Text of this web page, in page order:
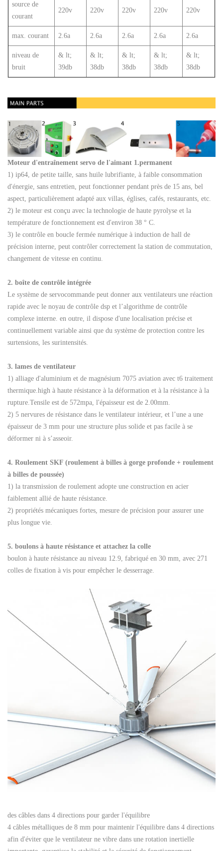
source de
courant
220v 220v 220v 220v 220v
max. courant 2.6a 2.6a 2.6a 2.6a 2.6a
niveau de
bruit
& lt;
39db
& lt;
38db
& lt;
38db
& lt;
38db
& lt;
38db
Moteur d'entraînement servo de l'aimant 1.permanent
1) ip64, de petite taille, sans huile lubrifiante, à faible consommation
d'énergie, sans entretien, peut fonctionner pendant près de 15 ans, bel
aspect, particulièrement adapté aux villas, églises, cafés, restaurants, etc.
2) le moteur est conçu avec la technologie de haute pyrolyse et la
température de fonctionnement est d'environ 38 ° C.
3) le contrôle en boucle fermée numérique à induction de hall de
précision interne, peut contrôler correctement la station de commutation,
changement de vitesse en continu.
2. boîte de contrôle intégrée
Le système de servocommande peut donner aux ventilateurs une réaction
rapide avec le noyau de contrôle dsp et l’algorithme de contrôle
complexe interne. en outre, il dispose d'une localisation précise et
continuellement variable ainsi que du système de protection contre les
surtensions, les surintensités.
3. lames de ventilateur
1) alliage d'aluminium et de magnésium 7075 aviation avec t6 traitement
thermique.high à haute résistance à la déformation et à la résistance à la
rupture.Tensile est de 572mpa, l'épaisseur est de 2.00mm.
2) 5 nervures de résistance dans le ventilateur intérieur, et l’une a une
épaisseur de 3 mm pour une structure plus solide et pas facile à se
déformer ni à s’asseoir.
4. Roulement SKF (roulement à billes à gorge profonde + roulement
à billes de poussée)
1) la transmission de roulement adopte une construction en acier
faiblement allié de haute résistance.
2) propriétés mécaniques fortes, mesure de précision pour assurer une
plus longue vie.
5. boulons à haute résistance et attachez la colle
boulon à haute résistance au niveau 12.9, fabriqué en 30 mm, avec 271
colles de fixation à vis pour empêcher le desserrage.
des câbles dans 4 directions pour garder l'équilibre
4 câbles métalliques de 8 mm pour maintenir l'équilibre dans 4 directions
afin d'éviter que le ventilateur ne vibre dans une rotation inertielle